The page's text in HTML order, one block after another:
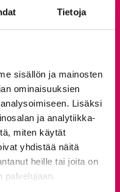
Tietoja
sisällön ja mainosten
ominaisuuksien
Lisäksi
ja analytiikka-
miten käytät
yhdistää näitä
heille tai joita on
palvelujaan.